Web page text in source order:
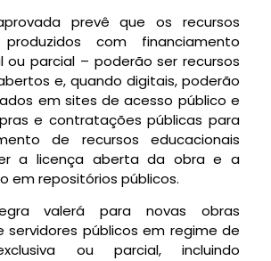
prevê que os recursos
produzidos com financiamento
parcial – poderão ser recursos
e, quando digitais, poderão
em sites de acesso público e
e contratações públicas para
de recursos educacionais
a licença aberta da obra e a
em repositórios públicos.
valerá para novas obras
servidores públicos em regime de
ou parcial, incluindo